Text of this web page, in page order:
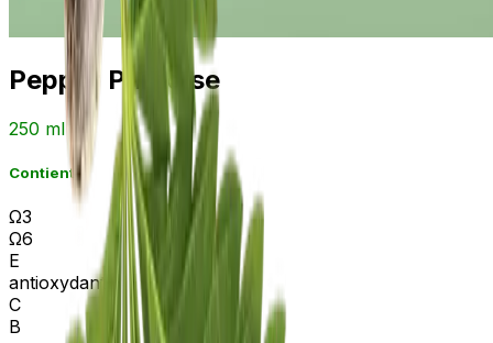
Pepper Paradise
250 ml
Contient
Ω3
Ω6
E
antioxydant
C
B